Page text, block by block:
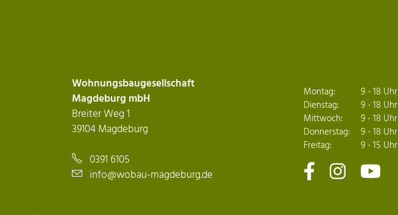
Wohnungsbaugesellschaft
Magdeburg mbH
Breiter Weg 1
39104 Magdeburg
0391 6105
info@wobau-magdeburg.de
Montag:
9 - 18 Uhr
Dienstag:
9 - 18 Uhr
Mittwoch:
9 - 18 Uhr
Donnerstag:
9 - 18 Uhr
Freitag:
9 - 15 Uhr